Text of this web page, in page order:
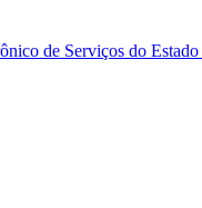
de Serviços do Estado